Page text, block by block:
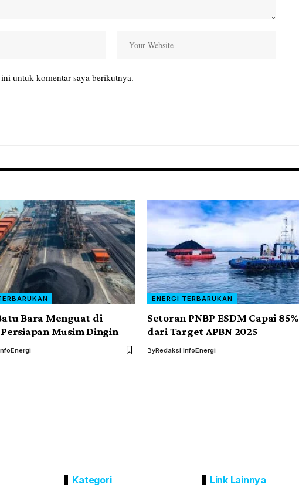
untuk komentar saya berikutnya.
Bara Menguat di
Musim Dingin
ENERGI TERBARUKAN
Setoran PNBP ESDM Capai 85%
dari Target APBN 2025
ByRedaksi InfoEnergi
Kategori Link Lainnya